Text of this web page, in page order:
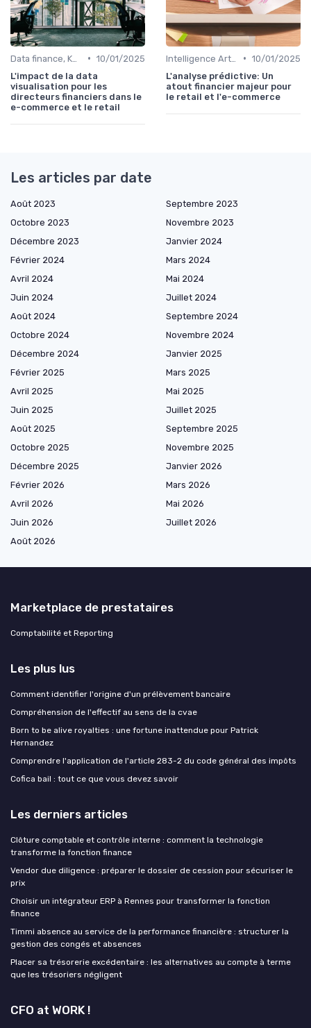
• 10/01/2025
L'impact de la data
visualisation pour les
directeurs financiers dans le
e-commerce et le retail
• 10/01/2025
L'analyse prédictive: Un
atout financier majeur pour
le retail et l'e-commerce
Les articles par date
Août 2023
Septembre 2023
Octobre 2023
Novembre 2023
Décembre 2023
Janvier 2024
Février 2024
Mars 2024
Avril 2024
Mai 2024
Juin 2024
Juillet 2024
Août 2024
Septembre 2024
Octobre 2024
Novembre 2024
Décembre 2024
Janvier 2025
Février 2025
Mars 2025
Avril 2025
Mai 2025
Juin 2025
Juillet 2025
Août 2025
Septembre 2025
Octobre 2025
Novembre 2025
Décembre 2025
Janvier 2026
Février 2026
Mars 2026
Avril 2026
Mai 2026
Juin 2026
Juillet 2026
Août 2026
Marketplace de prestataires
Comptabilité et Reporting
Les plus lus
Comment identifier l'origine d'un prélèvement bancaire
Compréhension de l'effectif au sens de la cvae
Born to be alive royalties : une fortune inattendue pour Patrick
Hernandez
Comprendre l'application de l'article 283-2 du code général des impôts
Cofica bail : tout ce que vous devez savoir
Les derniers articles
Clôture comptable et contrôle interne : comment la technologie
transforme la fonction finance
Vendor due diligence : préparer le dossier de cession pour sécuriser le
prix
Choisir un intégrateur ERP à Rennes pour transformer la fonction
finance
Timmi absence au service de la performance financière : structurer la
gestion des congés et absences
Placer sa trésorerie excédentaire : les alternatives au compte à terme
que les trésoriers négligent
CFO at WORK !